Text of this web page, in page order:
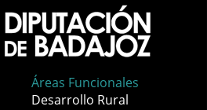
Áreas Funcionales
Desarrollo Rural